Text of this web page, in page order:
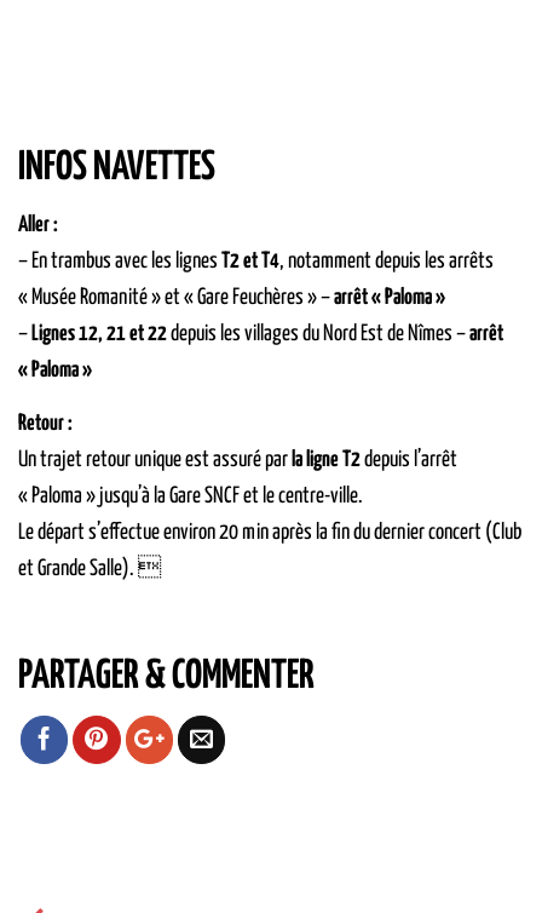
INFOS NAVETTES
Aller :
– En trambus avec les lignes
T2 et T4, notamment depuis les arrêts
« Musée Romanité » et « Gare Feuchères » –arrêt « Paloma »
– Lignes 12, 21 et 22depuis les villages du Nord Est de Nîmes –arrêt
« Paloma »
Retour :
Un trajet retour unique est assuré par la ligne T2depuis l’arrêt
« Paloma » jusqu’à la Gare SNCF et le centre-ville.
Le départ s’effectue environ 20 min après la fin du dernier concert (Club
et Grande Salle). 
PARTAGER & COMMENTER